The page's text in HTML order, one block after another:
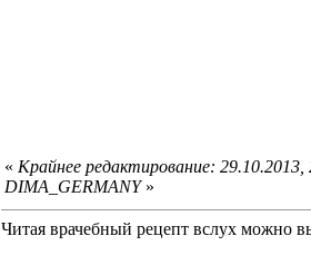
« Крайнее редактирование:
DIMA_GERMANY»
Читая врачебный рецепт вслух можно